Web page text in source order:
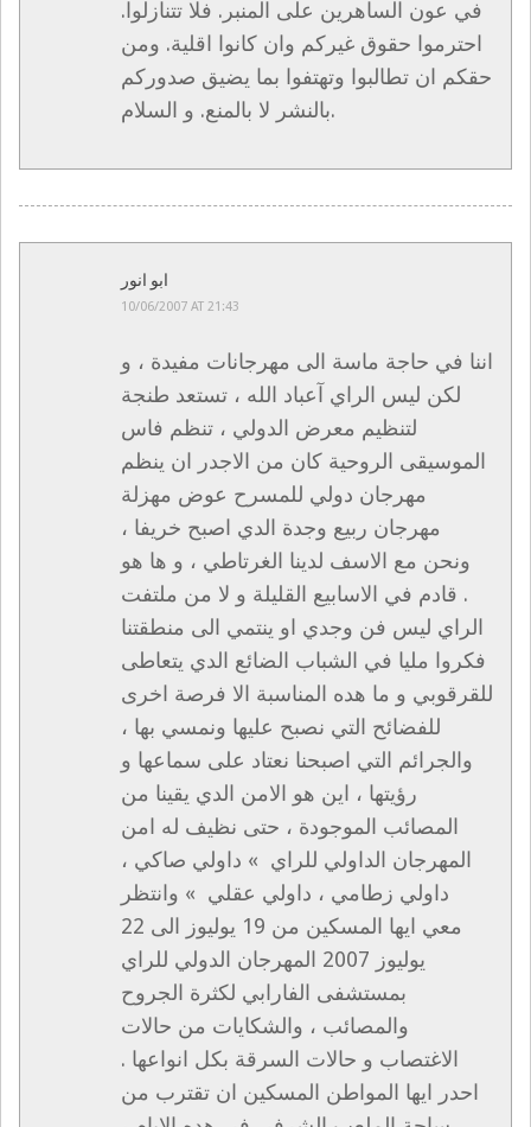
في عون الساهرين على المنبر. فلا تتنازلوا.
احترموا حقوق غيركم وان كانوا اقلية. ومن
حقكم ان تطالبوا وتهتفوا بما يضيق صدوركم
بالنشر لا بالمنع. و السلام.
ابو انور
10/06/2007 AT 21:43
اننا في حاجة ماسة الى مهرجانات مفيدة ، و
لكن ليس الراي آعباد الله ، تستعد طنجة
لتنظيم معرض الدولي ، تنظم فاس
الموسيقى الروحية كان من الاجدر ان ينظم
مهرجان دولي للمسرح عوض مهزلة
مهرجان ربيع وجدة الدي اصبح خريفا ،
ونحن مع الاسف لدينا الغرتاطي ، و ها هو
قادم في الاسابيع القليلة و لا من ملتفت .
الراي ليس فن وجدي او ينتمي الى منطقتنا
فكروا مليا في الشباب الضائع الدي يتعاطى
للقرقوبي و ما هده المناسبة الا فرصة اخرى
للفضائح التي نصبح عليها ونمسي بها ،
والجرائم التي اصبحنا نعتاد على سماعها و
رؤيتها ، اين هو الامن الدي يقينا من
المصائب الموجودة ، حتى نظيف له امن
المهرجان الداولي للراي » داولي صاكي ،
داولي زطامي ، داولي عقلي » وانتظر
معي ايها المسكين من 19 يوليوز الى 22
يوليوز 2007 المهرجان الدولي للراي
بمستشفى الفارابي لكثرة الجروح
والمصائب ، والشكايات من حالات
الاغتصاب و حالات السرقة بكل انواعها .
احدر ايها المواطن المسكين ان تقترب من